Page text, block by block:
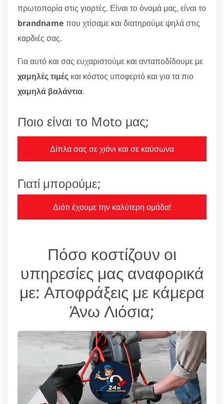
πρωτοπορία στις γιορτές. Είναι το όνομά μας, είναι το
brandname που χτίσαμε και διατηρούμε ψηλά στις
καρδιές σας.
Για αυτό και σας ευχαριστούμε και ανταποδίδουμε με
χαμηλές τιμές και κόστος υποφερτό και για τα πιο
χαμηλά βαλάντια.
Ποιο είναι το Moto μας;
Δίπλα σας σε χιόνι και σε καύσωνα
Γιατί μπορούμε;
Διότι έχουμε την καλύτερη ομάδα!
Πόσο κοστίζουν οι
υπηρεσίες μας αναφορικά
με: Αποφράξεις με κάμερα
Άνω Λιόσια;